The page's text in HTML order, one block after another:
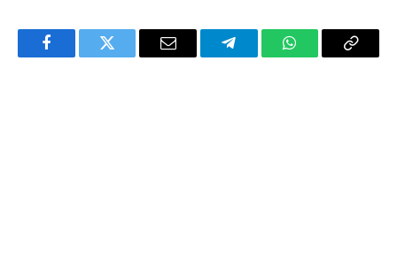
FacebookTwitter Email TelegramWhatsAppCopy